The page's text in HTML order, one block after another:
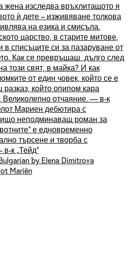
жена изследва връхлитащото я
ѝ дете – изживяване толкова
на езика и смисъла.
царство, в старите митове,
списъците си за пазаруване от
Как се превръщаш, дълго след
този свят, в майка? И как
от един човек, който се е
който опипом кара
Великолепно отчаяние. — в-к
Мариен дебютира с
неподминаващ роман за
е едновременно
търсене и творба с
к „Тейд”
by Elena Dimitrova
Mariën